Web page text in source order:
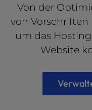
Von der
von
um das
Website